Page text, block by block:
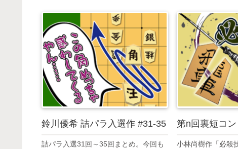
鈴川優希 詰パラ入選作 #31-35
詰パラ入選31回～35回まとめ。今回も
第n回裏短コン
小林尚樹作「必殺